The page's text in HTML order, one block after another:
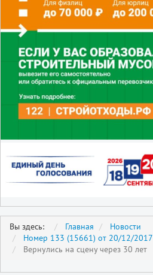
Вы здесь: Главная
Новости
Номер 133 (15661) от 20/12/2017
Вернулись на сцену через 30 лет